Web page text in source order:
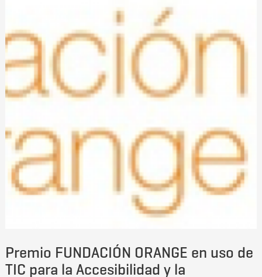
Premio FUNDACIÓN ORANGE en uso de
TIC para la Accesibilidad y la